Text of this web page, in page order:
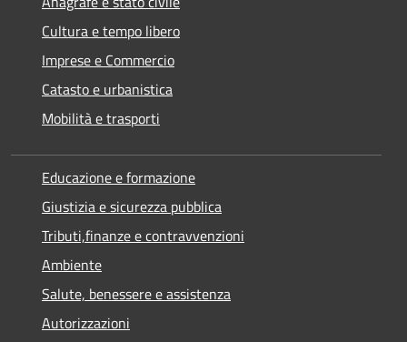
Cultura e tempo libero
Imprese e Commercio
Catasto e urbanistica
Mobilità e trasporti
Educazione e formazione
Giustizia e sicurezza pubblica
Tributi,finanze e contravvenzioni
Ambiente
Salute, benessere e assistenza
Autorizzazioni